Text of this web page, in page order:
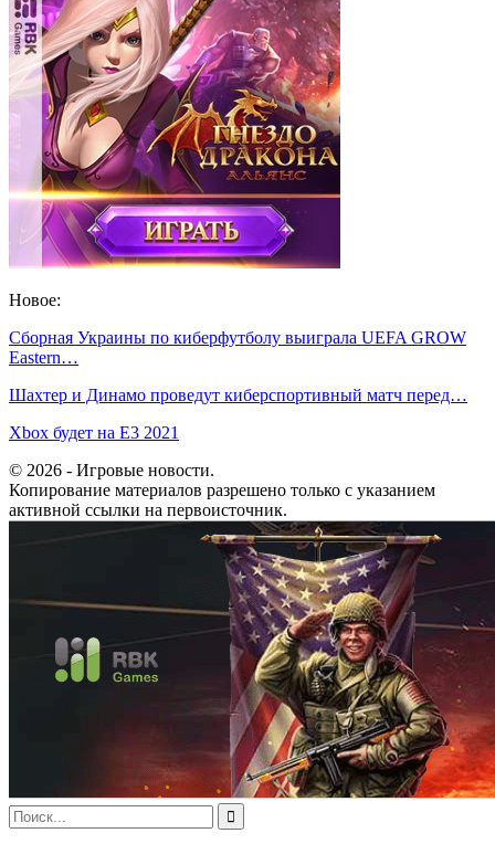
Новое:
Сборная Украины по киберфутболу выиграла UEFA GROW
Eastern…
Шахтер и Динамо проведут киберспортивный матч перед…
Xbox будет на E3 2021
© 2026 - Игровые новости.
Копирование материалов разрешено только с указанием
активной ссылки на первоисточник.